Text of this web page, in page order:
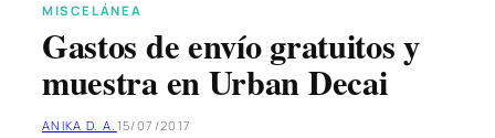
MISCELÁNEA
Gastos de envío gratuitos y
muestra en Urban Decai
ANIKA D. A. 15/07/2017